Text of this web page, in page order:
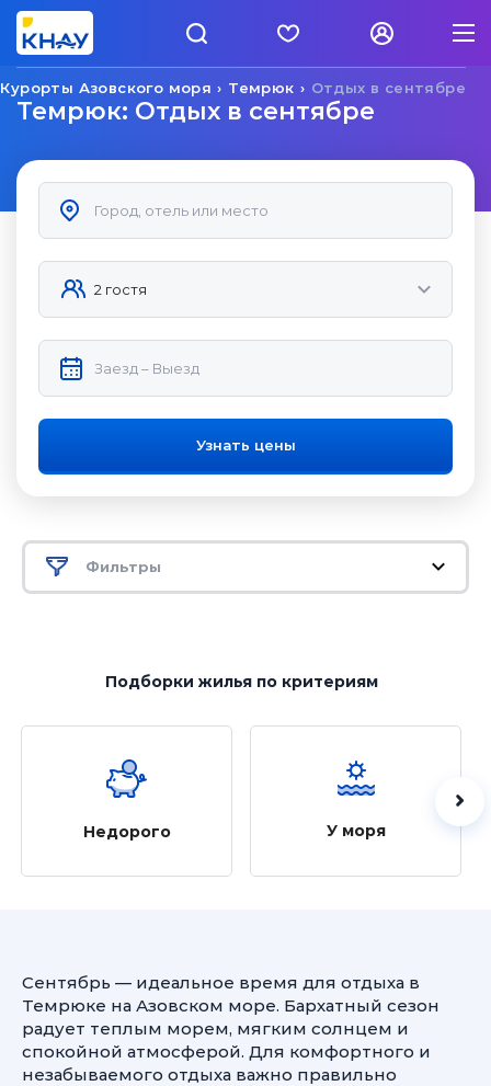
Отдых в сентябре
Темрюк
Курорты Азовского моря
Темрюк: Отдых в сентябре
Узнать цены
Фильтры
Подборки жильяпо критериям
Недорого У моря
Сентябрь — идеальное время для отдыха в
Темрюке на Азовском море. Бархатный сезон
радует теплым морем, мягким солнцем и
спокойной атмосферой. Для комфортного и
незабываемого отдыха важно правильно